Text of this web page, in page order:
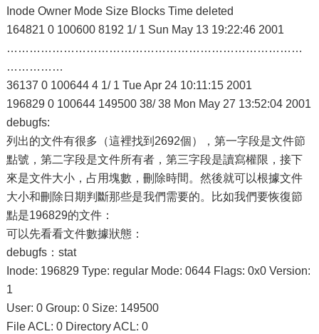
Inode Owner Mode Size Blocks Time deleted
164821 0 100600 8192 1/ 1 Sun May 13 19:22:46 2001
……………………………………………………………………
……………
36137 0 100644 4 1/ 1 Tue Apr 24 10:11:15 2001
196829 0 100644 149500 38/ 38 Mon May 27 13:52:04 2001
debugfs:
列出的文件有很多（這裡找到2692個），第一字段是文件節
點號，第二字段是文件所有者，第三字段是讀寫權限，接下
來是文件大小，占用塊數，刪除時間。然後就可以根據文件
大小和刪除日期判斷那些是我們需要的。比如我們要恢復節
點是196829的文件：
可以先看看文件數據狀態：
debugfs：stat
Inode: 196829 Type: regular Mode: 0644 Flags: 0x0 Version:
1
User: 0 Group: 0 Size: 149500
File ACL: 0 Directory ACL: 0